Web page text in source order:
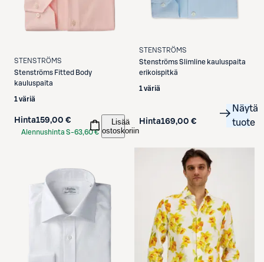
STENSTRÖMS
Stenströms Fitted Body
kauluspaita
1 väriä
Hinta159,00 €
Alennushinta S-63,60 €
Lisää
ostoskoriin
STENSTRÖMS
StenströmsSlimline kauluspaita
erikoispitkä
1 väriä
Hinta169,00 €
Näytä
tuote